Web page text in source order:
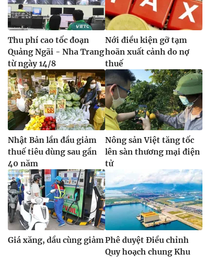
Thu phí cao tốc đoạn
Quảng Ngãi - Nha Trang
từ ngày 14/8
Nới điều kiện gỡ tạm
hoãn xuất cảnh do nợ
thuế
Nhật Bản lần đầu giảm
thuế tiêu dùng sau gần
40 năm
Nông sản Việt tăng tốc
lên sàn thương mại điện
tử
Giá xăng, dầu cùng giảm Phê duyệt Điều chỉnh
Quy hoạch chung Khu